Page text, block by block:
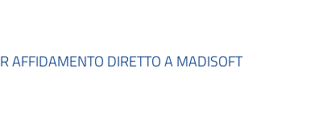
AFFIDAMENTO DIRETTO A MADISOFT